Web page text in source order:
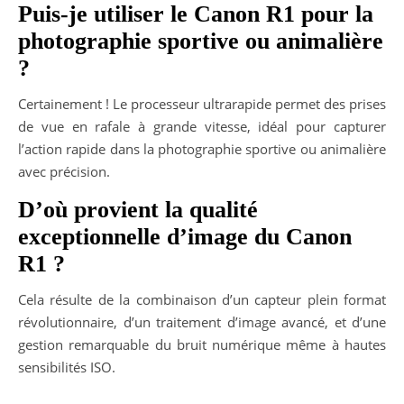
Puis-je utiliser le Canon R1 pour la
photographie sportive ou animalière
?
Certainement ! Le processeur ultrarapide permet des prises
de vue en rafale à grande vitesse, idéal pour capturer
l’action rapide dans la photographie sportive ou animalière
avec précision.
D’où provient la qualité
exceptionnelle d’image du Canon
R1 ?
Cela résulte de la combinaison d’un capteur plein format
révolutionnaire, d’un traitement d’image avancé, et d’une
gestion remarquable du bruit numérique même à hautes
sensibilités ISO.